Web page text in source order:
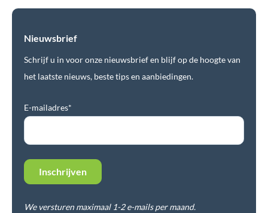
Nieuwsbrief
Schrijf u in voor onze nieuwsbrief en blijf op de hoogte van
het laatste nieuws, beste tips en aanbiedingen.
E-mailadres*
We versturen maximaal 1-2 e-mails per maand.